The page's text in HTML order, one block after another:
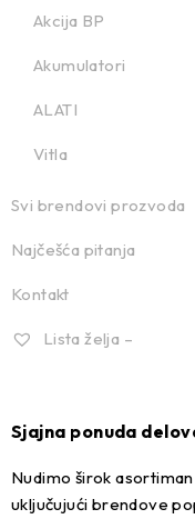
Akcija BP
Akumulatori
ALATI
Vitla
Svi brendovi prozvoda
Najčešća pitanja
Kontakt
Lista želja –
Sjajna ponuda
Nudimo širok
uključujući brendove